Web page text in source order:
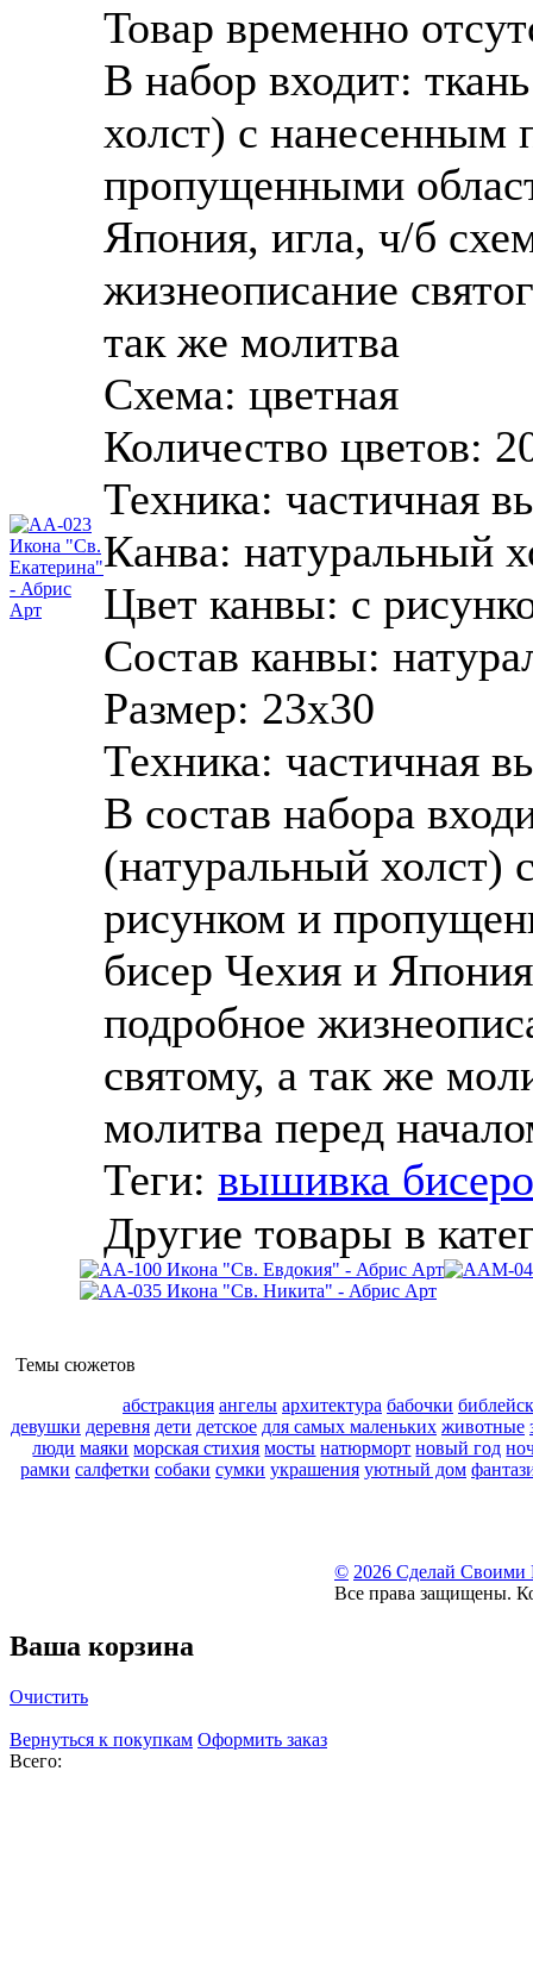
Товар временно
В набор входит:
холст) с нанесенным
пропущенными
Япония, игла, ч/б
жизнеописание
так же молитва
Схема: цветная
Количество цветов:
Техника: частичная
Канва: натуральный
Цвет канвы: с
Состав канвы:
Размер: 23х30
Техника: частичная
В состав набора
(натуральный холст)
рисунком и
бисер Чехия и
подробное
святому, а так же
молитва перед
Теги: вышивка
Другие товары в
Темы сюжетов
абстракция ангелы архитектура бабочки
девушки деревня дети детское для самых маленьких животные
люди маяки морская стихия мосты натюрморт новый год
рамки салфетки собаки сумки украшения уютный дом
© 2026 Сделай Своими
Все права защищены.
Ваша корзина
Очистить
Вернуться к покупкам Оформить заказ
Всего: